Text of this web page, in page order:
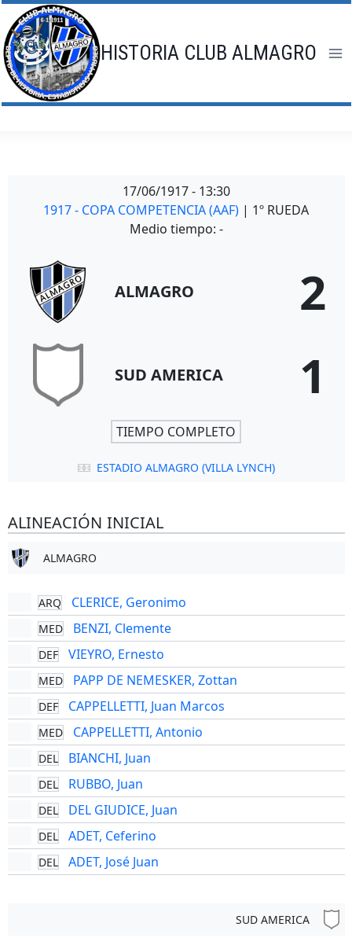
Saltar
al
contenido
HISTORIA CLUB ALMAGRO
17/06/1917 - 13:30
1917 - COPA COMPETENCIA (AAF) | 1º RUEDA
Medio tiempo: -
ALMAGRO 2
SUD AMERICA 1
TIEMPO COMPLETO
ESTADIO ALMAGRO (VILLA LYNCH)
ALINEACIÓN INICIAL
ALMAGRO
ARQ CLERICE, Geronimo
MED BENZI, Clemente
DEF VIEYRO, Ernesto
MED PAPP DE NEMESKER, Zottan
DEF CAPPELLETTI, Juan Marcos
MED CAPPELLETTI, Antonio
DEL BIANCHI, Juan
DEL RUBBO, Juan
DEL DEL GIUDICE, Juan
DEL ADET, Ceferino
DEL ADET, José Juan
SUD AMERICA